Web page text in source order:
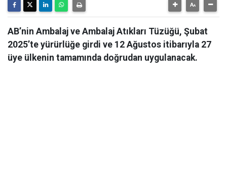
AB’nin Ambalaj ve Ambalaj Atıkları Tüzüğü, Şubat
2025’te yürürlüğe girdi ve 12 Ağustos itibarıyla 27
üye ülkenin tamamında doğrudan uygulanacak.